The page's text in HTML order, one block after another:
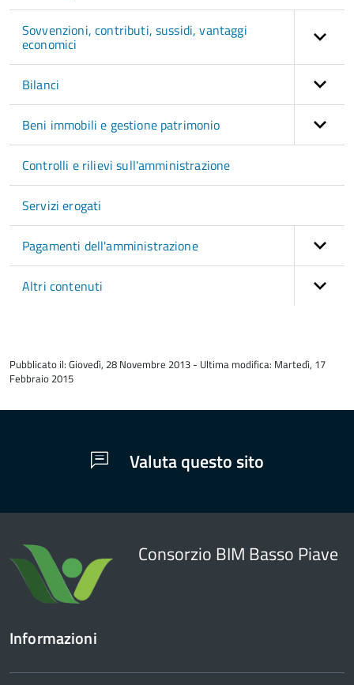
Sovvenzioni, contributi, sussidi, vantaggi
economici
Bilanci
Beni immobili e gestione patrimonio
Controlli e rilievi sull'amministrazione
Servizi erogati
Pagamenti dell'amministrazione
Altri contenuti
del
contenuto
Pubblicato il: Giovedì, 28 Novembre 2013 - Ultima modifica: Martedì, 17
Febbraio 2015
Valuta questo sito
Consorzio BIM Basso Piave
Informazioni